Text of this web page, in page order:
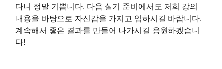
다니 정말 기쁩니다. 다음 실기 준비에서도 저희 강의
내용을 바탕으로 자신감을 가지고 임하시길 바랍니다.
계속해서 좋은 결과를 만들어 나가시길 응원하겠습니
다!